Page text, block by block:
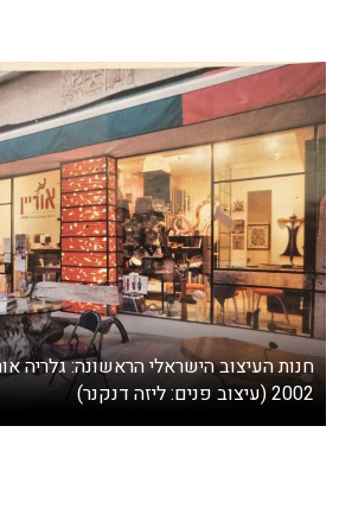
חנות העיצוב הישראלי הראשונה: גלריה
2002 (עיצוב פנים: ליזה דנקנר)